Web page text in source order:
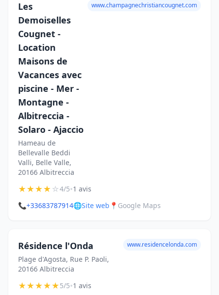
Les
Demoiselles
Cougnet -
Location
Maisons de
Vacances avec
piscine - Mer -
Montagne -
Albitreccia -
Solaro - Ajaccio
Hameau de
Bellevalle Beddi
Valli, Belle Valle,
20166 Albitreccia
www.champagnechristiancougnet.com
★★★★☆4/5•1 avis
📞+33683787914🌐Site web 📍 Google Maps
Résidence l'Onda
Plage d'Agosta, Rue P. Paoli,
20166 Albitreccia
www.residencelonda.com
★★★★★5/5•1 avis